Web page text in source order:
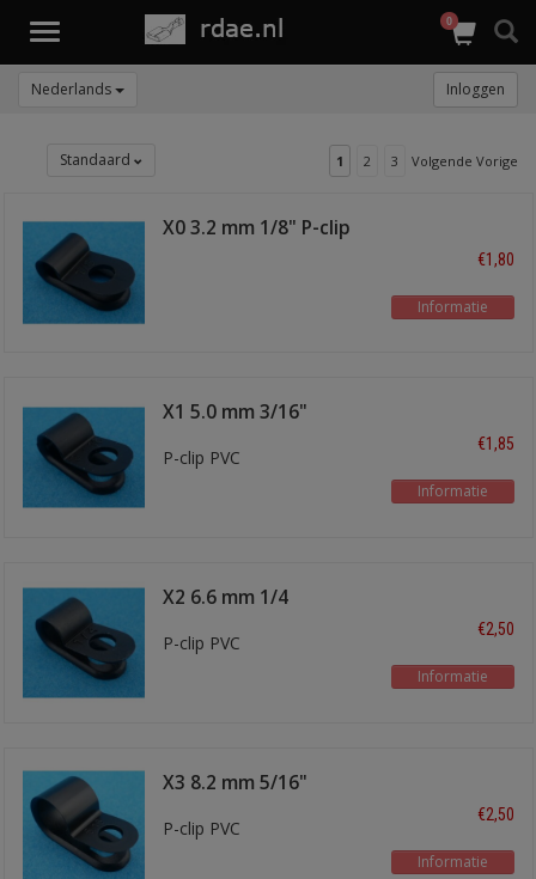
Toggle
0
Nederlands Inloggen
Standaard 1 2 3 Volgende Vorige
X0 3.2 mm 1/8" P-clip
€1,80
Informatie
X1 5.0 mm 3/16"
P-clip PVC
€1,85
Informatie
X2 6.6 mm 1/4
P-clip PVC
€2,50
Informatie
X3 8.2 mm 5/16"
P-clip PVC
€2,50
Informatie